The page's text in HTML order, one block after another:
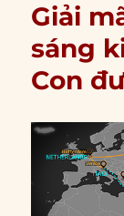
Giải
sáng
Con